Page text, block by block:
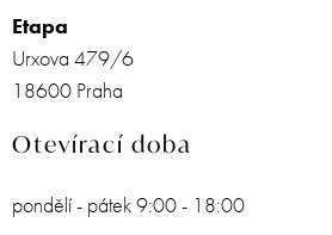
Etapa
Urxova 479/6
18600 Praha
Otevírací doba
pondělí - pátek 9:00 - 18:00